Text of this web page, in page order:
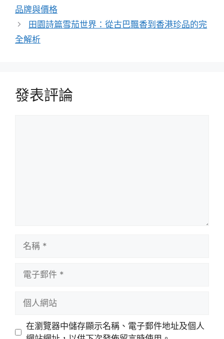
品牌與價格
田園詩篇雪茄世界：從古巴飄香到香港珍品的完
全解析
發表評論
站
在瀏覽器中儲存顯示名稱、電子郵件地址及個人